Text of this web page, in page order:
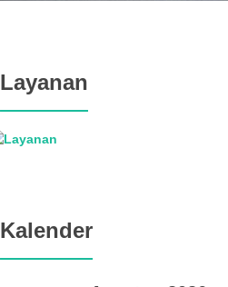
Layanan
Kalender